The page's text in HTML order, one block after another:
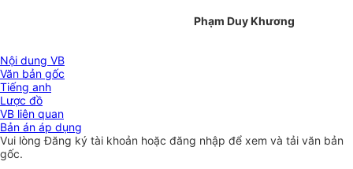
Phạm Duy Khương
Nội dung VB
Văn bản gốc
Tiếng anh
Lược đồ
VB liên quan
Bản án áp dụng
Vui lòngĐăng ký tài khoản hoặc đăng nhập để xem và tải văn bản
gốc.